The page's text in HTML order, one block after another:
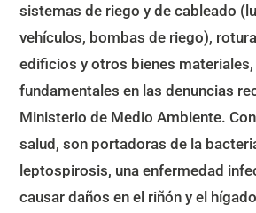
sistemas de riego y de cableado
vehículos, bombas de riego),
edificios y otros bienes
fundamentales en las denuncias
Ministerio de Medio Ambiente.
salud, son portadoras de la
leptospirosis, una enfermedad
causar daños en el riñón y el